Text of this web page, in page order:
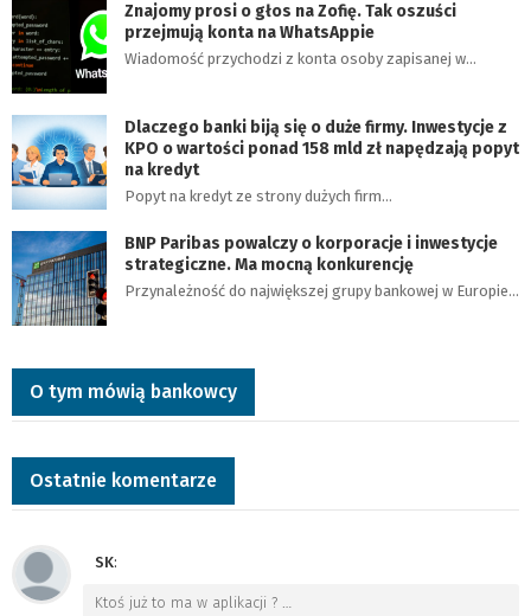
Znajomy prosi o głos na Zofię. Tak oszuści
przejmują konta na WhatsAppie
Wiadomość przychodzi z konta osoby zapisanej w…
Dlaczego banki biją się o duże firmy. Inwestycje z
KPO o wartości ponad 158 mld zł napędzają popyt
na kredyt
Popyt na kredyt ze strony dużych firm…
BNP Paribas powalczy o korporacje i inwestycje
strategiczne. Ma mocną konkurencję
Przynależność do największej grupy bankowej w Europie…
O tym mówią bankowcy
Ostatnie komentarze
SK:
Ktoś już to ma w aplikacji ? …